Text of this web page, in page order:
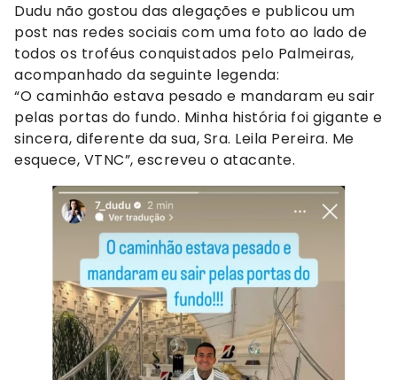
Dudu não gostou das alegações e publicou um
post nas redes sociais com uma foto ao lado de
todos os troféus conquistados pelo Palmeiras,
acompanhado da seguinte legenda:
“O caminhão estava pesado e mandaram eu sair
pelas portas do fundo. Minha história foi gigante e
sincera, diferente da sua, Sra. Leila Pereira. Me
esquece, VTNC”, escreveu o atacante.